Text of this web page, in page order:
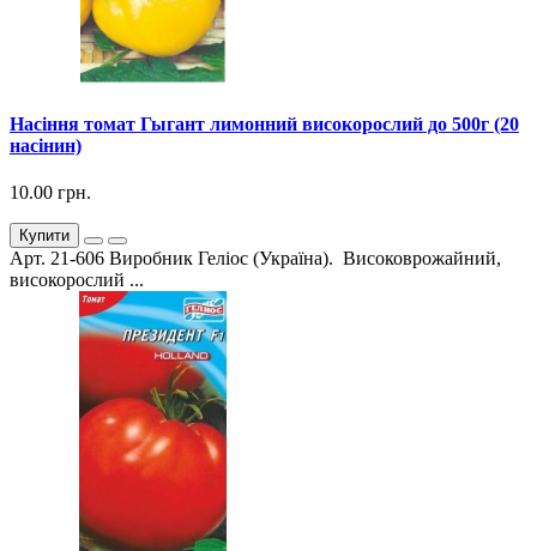
Насіння томат Гыгант лимонний високорослий до 500г (20
насінин)
10.00 грн.
Купити
Арт. 21-606 Виробник Геліос (Україна). Високоврожайний,
високорослий ...